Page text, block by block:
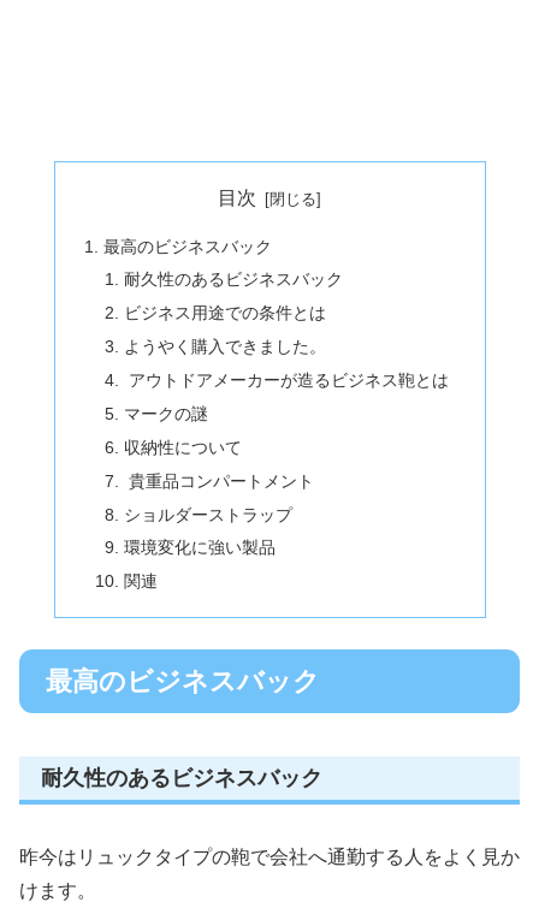
目次
最高のビジネスバック
耐久性のあるビジネスバック
ビジネス用途での条件とは
ようやく購入できました。
アウトドアメーカーが造るビジネス鞄とは
マークの謎
収納性について
貴重品コンパートメント
ショルダーストラップ
環境変化に強い製品
関連
最高のビジネスバック
耐久性のあるビジネスバック
昨今はリュックタイプの鞄で会社へ通勤する人をよく見か
けます。